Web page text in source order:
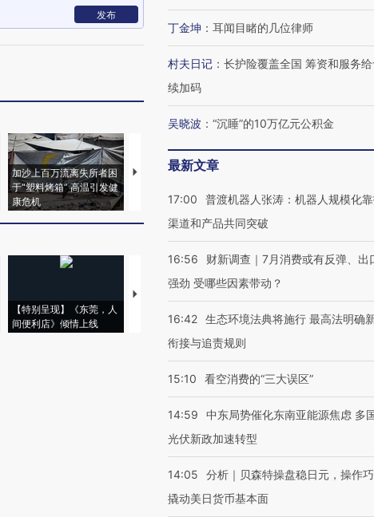
发布
加沙上百万流离失所者困
于“塑料烤箱” 高温引发健
康危机
马航飞行员跨国走私7万
心“花钱找虐”？
【特别呈现】《东莞，人
间便利店》倾情上线
【推广】走进第四届链博
有意思的生活方式·第三对
丁金坤 ： 耳闻目睹的几位律师
村夫日记 ： 长护险覆盖全国 筹资和服务
续加码
吴晓波 ： “沉睡”的10万亿元公积金
最新文章
17:00
普渡机器人张涛：机器人规模化靠
渠道和产品共同突破
16:56
财新调查｜7月消费或有反弹、出
强劲 受哪些因素带动？
16:42 生态环境法典将施行 最高法明确
衔接与追责规则
15:10 看空消费的“三大误区”
14:59
中东局势催化东南亚能源焦虑 多
光伏新政加速转型
14:05
分析｜贝森特操盘稳日元，操作
撬动美日货币基本面